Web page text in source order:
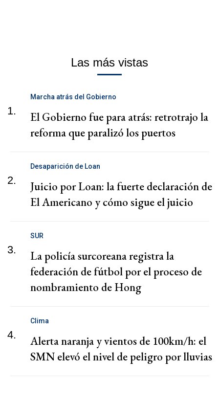
Las más vistas
1.
Marcha atrás del Gobierno
El Gobierno fue para atrás: retrotrajo la
reforma que paralizó los puertos
2.
Desaparición de Loan
Juicio por Loan: la fuerte declaración de
El Americano y cómo sigue el juicio
3.
SUR
La policía surcoreana registra la
federación de fútbol por el proceso de
nombramiento de Hong
4.
Clima
Alerta naranja y vientos de 100km/h: el
SMN elevó el nivel de peligro por lluvias